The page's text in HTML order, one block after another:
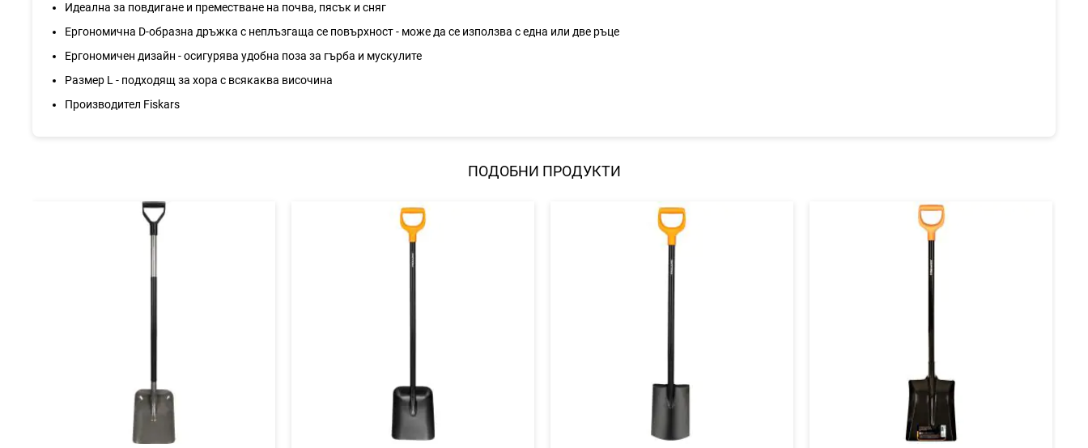
Идеална за повдигане и преместване на почва, пясък и сняг
Ергономична D-образна дръжка с неплъзгаща се повърхност - може да се използва с една или две ръце
Ергономичен дизайн - осигурява удобна поза за гърба и мускулите
Размер L - подходящ за хора с всякаква височина
Производител Fiskars
ПОДОБНИ ПРОДУКТИ